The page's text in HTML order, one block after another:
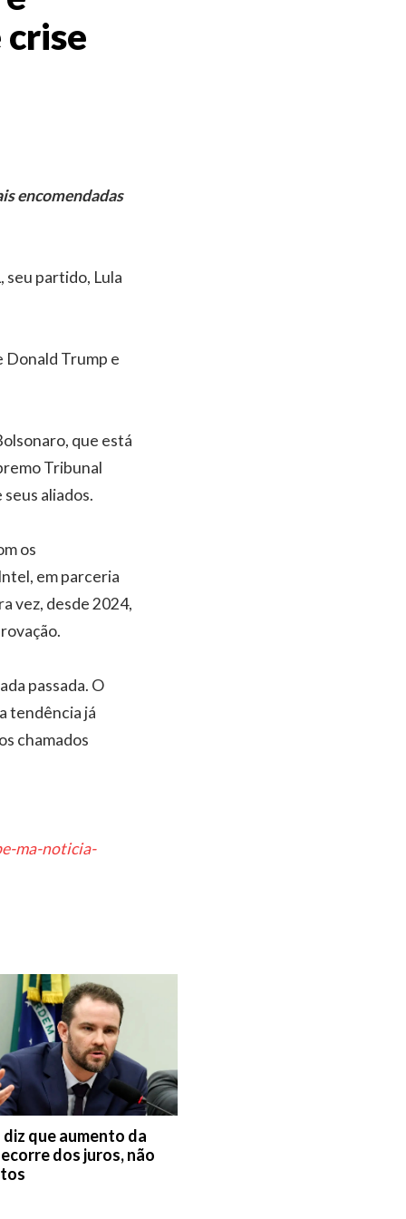
encomendadas
partido, Lula
Donald Trump e
que está
Tribunal
aliados.
os
em parceria
vez, desde 2024,
passada. O
tendência já
chamados
ma-noticia-
que aumento da
dos juros, não